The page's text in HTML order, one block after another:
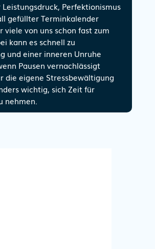
Perfektionismus
gefüllter Terminkalender
viele von uns schon fast zum
kann es schnell zu
und einer inneren Unruhe
Pausen vernachlässigt
die eigene Stressbewältigung
wichtig, sich Zeit für
nehmen.